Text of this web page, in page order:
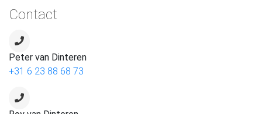
Contact
Peter van Dinteren
+31 6 23 88 68 73